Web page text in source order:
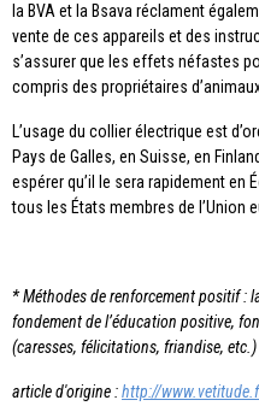
la BVA et la Bsava réclament
vente de ces appareils et des
s’assurer que les effets néfastes
compris des propriétaires
L’usage du collier électrique est
Pays de Galles, en Suisse, en
espérer qu’il le sera rapidement en
tous les États membres de l’Union
* Méthodes de renforcement positif :
fondement de l’éducation positive,
(caresses, félicitations, friandise,
article d'origine :http://